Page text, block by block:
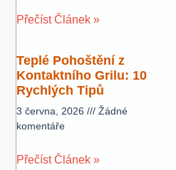
Přečíst Článek »
Teplé Pohoštění z
Kontaktního Grilu: 10
Rychlých Tipů
3 června, 2026
Žádné
komentáře
Přečíst Článek »